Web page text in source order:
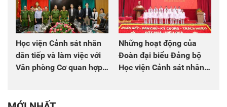
Học viện Cảnh sát nhân
dân tiếp và làm việc với
Văn phòng Cơ quan hợp
Những hoạt động của
Đoàn đại biểu Đảng bộ
Học viện Cảnh sát nhân